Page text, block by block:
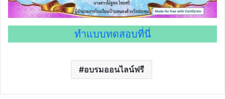
ทำแบบทดสอบที่นี่
อบรมออนไลน์ฟรี